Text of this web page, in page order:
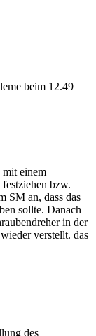
beim 12.49
einem
bzw.
SM an, dass das
sollte. Danach
in der
verstellt. das
des